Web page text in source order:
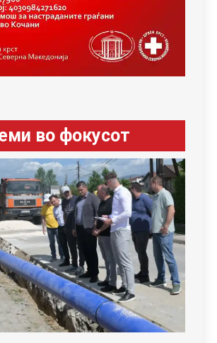
во фокусот